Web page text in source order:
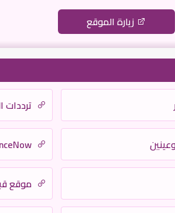
زيارة الموقع
ترددات
موقع